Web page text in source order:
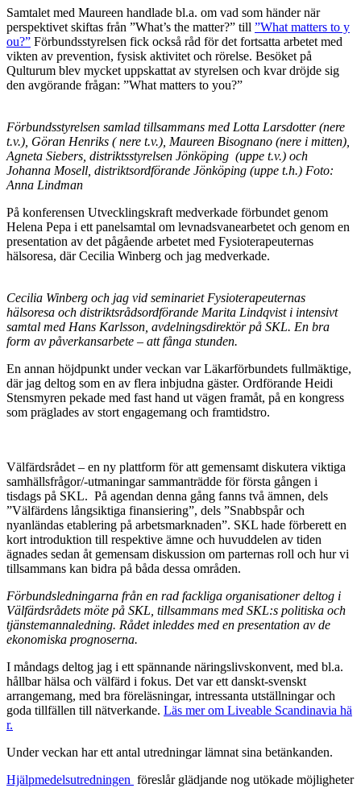
Samtalet med Maureen handlade bl.a. om vad som händer när
perspektivet skiftas från ”What’s the matter?” till ”What matters to y
ou?” Förbundsstyrelsen fick också råd för det fortsatta arbetet med
vikten av prevention, fysisk aktivitet och rörelse. Besöket på
Qulturum blev mycket uppskattat av styrelsen och kvar dröjde sig
den avgörande frågan: ”What matters to you?”
Förbundsstyrelsen samlad tillsammans med Lotta Larsdotter (nere
t.v.), Göran Henriks ( nere t.v.), Maureen Bisognano (nere i mitten),
Agneta Siebers, distriktsstyrelsen Jönköping (uppe t.v.) och
Johanna Mosell, distriktsordförande Jönköping (uppe t.h.) Foto:
Anna Lindman
På konferensen Utvecklingskraft medverkade förbundet genom
Helena Pepa i ett panelsamtal om levnadsvanearbetet och genom en
presentation av det pågående arbetet med Fysioterapeuternas
hälsoresa, där Cecilia Winberg och jag medverkade.
Cecilia Winberg och jag vid seminariet Fysioterapeuternas
hälsoresa och distriktsrådsordförande Marita Lindqvist i intensivt
samtal med Hans Karlsson, avdelningsdirektör på SKL. En bra
form av påverkansarbete – att fånga stunden.
En annan höjdpunkt under veckan var Läkarförbundets fullmäktige,
där jag deltog som en av flera inbjudna gäster. Ordförande Heidi
Stensmyren pekade med fast hand ut vägen framåt, på en kongress
som präglades av stort engagemang och framtidstro.
Välfärdsrådet – en ny plattform för att gemensamt diskutera viktiga
samhällsfrågor/-utmaningar sammanträdde för första gången i
tisdags på SKL. På agendan denna gång fanns två ämnen, dels
”Välfärdens långsiktiga finansiering”, dels ”Snabbspår och
nyanländas etablering på arbetsmarknaden”. SKL hade förberett en
kort introduktion till respektive ämne och huvuddelen av tiden
ägnades sedan åt gemensam diskussion om parternas roll och hur vi
tillsammans kan bidra på båda dessa områden.
Förbundsledningarna från en rad fackliga organisationer deltog i
Välfärdsrådets möte på SKL, tillsammans med SKL:s politiska och
tjänstemannaledning. Rådet inleddes med en presentation av de
ekonomiska prognoserna.
I måndags deltog jag i ett spännande näringslivskonvent, med bl.a.
hållbar hälsa och välfärd i fokus. Det var ett danskt-svenskt
arrangemang, med bra föreläsningar, intressanta utställningar och
goda tillfällen till nätverkande. Läs mer om Liveable Scandinavia hä
r.
Under veckan har ett antal utredningar lämnat sina betänkanden.
Hjälpmedelsutredningen föreslår glädjande nog utökade möjligheter